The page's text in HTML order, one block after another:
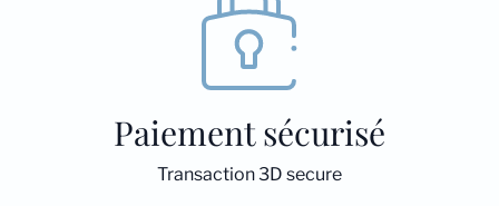
Paiement sécurisé
Transaction 3D secure